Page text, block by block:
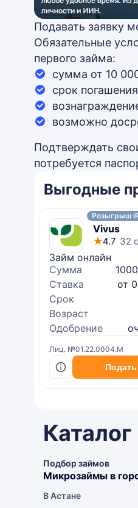
Подавать заявку
Обязательные
первого займа:
сумма от 10
срок
возможно
Подтверждать
потребуется
Выгодные
Розыгрыш
Vivus
4.7 32
Займ онлайн
Сумма
Ставка
от
Срок
Возраст
Одобрение
Лиц. №01.22.0004.M
Подать
Подбор займов
Микрозаймы в
В Астане